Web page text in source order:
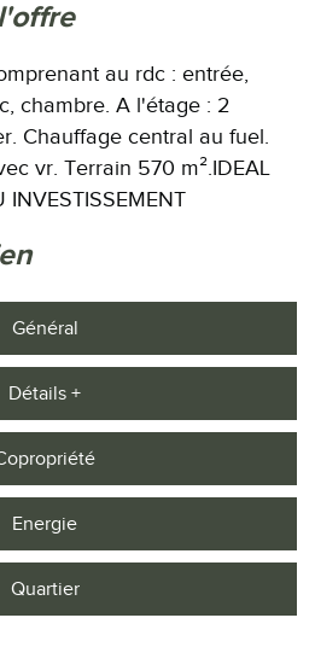
au rdc : entrée,
chambre. A l'étage : 2
Chauffage central au fuel.
vr. Terrain 570 m².IDEAL
INVESTISSEMENT
Général
Détails +
Energie
Quartier